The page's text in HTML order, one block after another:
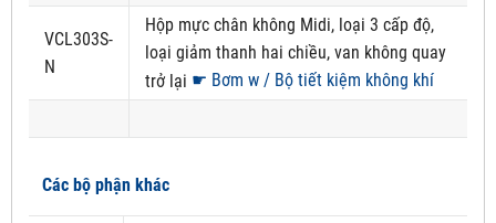
VCL303S-
N
Hộp mực chân không Midi, loại 3 cấp độ,
loại giảm thanh hai chiều, van không quay
trở lại ☛ Bơm w / Bộ tiết kiệm không khí
Các bộ phận khác